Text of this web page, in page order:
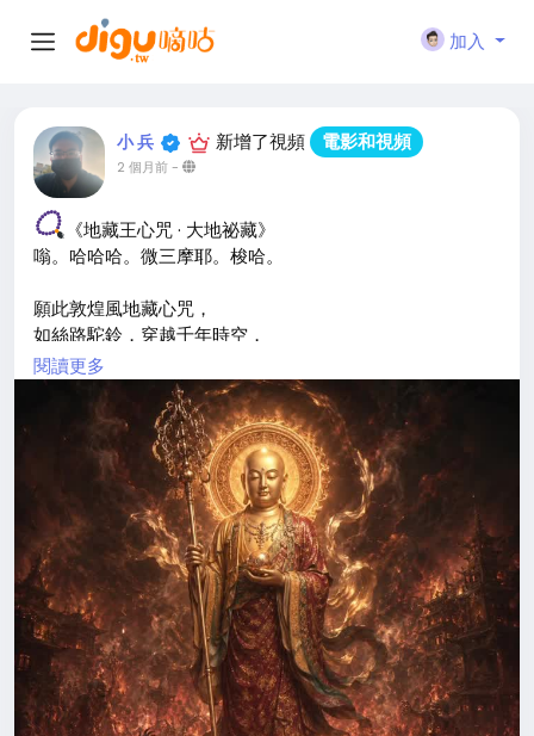
加入
小 兵 新增了視頻 電影和視頻
2 個月前-
《地藏王心咒 · 大地祕藏》
嗡。哈哈哈。微三摩耶。梭哈。
願此敦煌風地藏心咒，
如絲路駝鈴，穿越千年時空，
將地藏菩薩「地獄不空，誓不成佛」的宏願，
化為當代人聽得懂的慈悲音聲。
蔓措桑姆 恭頌
貝桑多傑 恭頌
#地藏王心咒#慈悲#原創音樂
閱讀更多